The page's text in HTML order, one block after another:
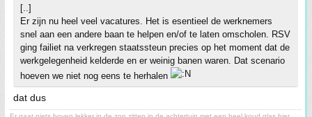
[..]
Er zijn nu heel veel vacatures. Het is esentieel de werknemers
snel aan een andere baan te helpen en/of te laten omscholen. RSV
ging failiet na verkregen staatssteun precies op het moment dat de
werkgelegenheid kelderde en er weinig banen waren. Dat scenario
hoeven we niet nog eens te herhalen
dat dus